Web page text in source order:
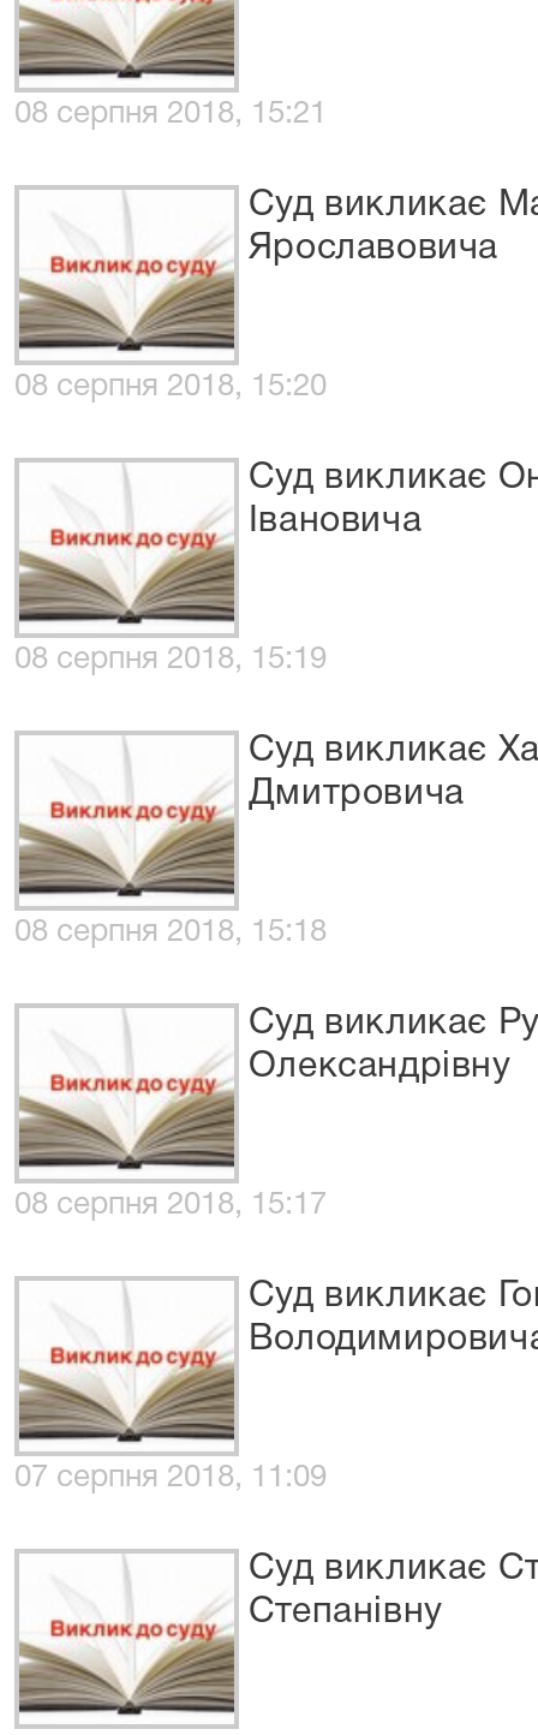
08 серпня 2018, 15:21
Суд викликає
Ярославовича
08 серпня 2018, 15:20
Суд викликає
Івановича
08 серпня 2018, 15:19
Суд викликає
Дмитровича
08 серпня 2018, 15:18
Суд викликає
Олександрівну
08 серпня 2018, 15:17
Суд викликає
07 серпня 2018, 11:09
Суд викликає
Степанівну